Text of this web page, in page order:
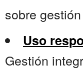
sobre
Uso
Gestión